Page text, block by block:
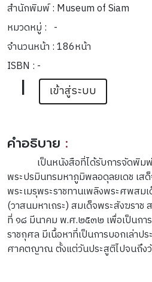
สำนักพิมพ์ : Museum of Siam
หมวดหมู่ : -
จำนวนหน้า : 186หน้า
ISBN : -
| เข้าสู่ระบบ
คำอธิบาย :
เป็นหนังสือที่ได้รับการจัดพิม
พระปรมินทรมหาภูมิพลอดุลยเดช เส
พระเมรุพระราชทานเพลิงพระศพส
(วาสนมหาเถระ) สมเด็จพระสังฆรา
ที่ ๑๘ มีนาคม พ.ศ.๒๕๓๒ เพื่อเป็นกา
ราชกุศล มีเนื้อหาที่เป็นการบอกเล่าป
ศาคตญาณ ตั้งแต่วันประสูติไปจนถึง